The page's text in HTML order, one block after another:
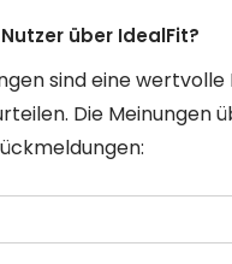
über IdealFit?
sind eine
Die Meinungen